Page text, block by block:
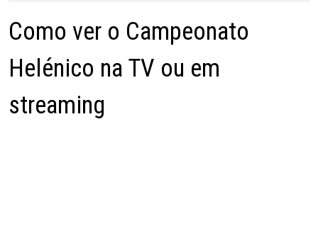
Como ver o Campeonato
Helénico na TV ou em
streaming